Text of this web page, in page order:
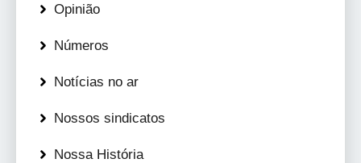
Opinião
Números
Notícias no ar
Nossos sindicatos
Nossa História